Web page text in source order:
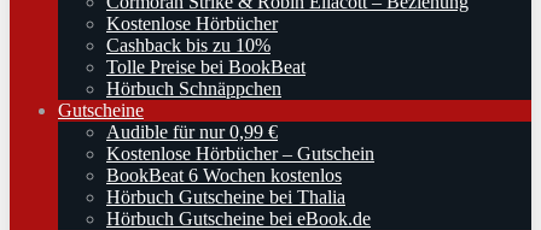
Kostenlose Hörbücher
Cashback bis zu 10%
Tolle Preise bei BookBeat
Hörbuch Schnäppchen
Gutscheine
Audible für nur 0,99 €
Kostenlose Hörbücher – Gutschein
BookBeat 6 Wochen kostenlos
Hörbuch Gutscheine bei Thalia
Hörbuch Gutscheine bei eBook.de